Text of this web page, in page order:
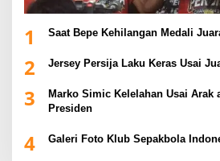
1 Saat Bepe Kehilangan Medali
2 Jersey Persija Laku Keras Usai
3
Marko Simic Kelelahan Usai Arak
Presiden
4 Galeri Foto Klub Sepakbola